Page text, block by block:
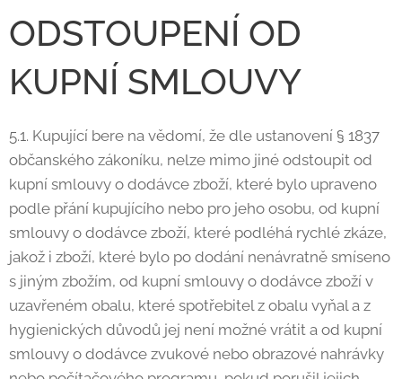
ODSTOUPENÍ OD
KUPNÍ SMLOUVY
5.1. Kupující bere na vědomí, že dle ustanovení § 1837
občanského zákoníku, nelze mimo jiné odstoupit od
kupní smlouvy o dodávce zboží, které bylo upraveno
podle přání kupujícího nebo pro jeho osobu, od kupní
smlouvy o dodávce zboží, které podléhá rychlé zkáze,
jakož i zboží, které bylo po dodání nenávratně smíseno
s jiným zbožím, od kupní smlouvy o dodávce zboží v
uzavřeném obalu, které spotřebitel z obalu vyňal a z
hygienických důvodů jej není možné vrátit a od kupní
smlouvy o dodávce zvukové nebo obrazové nahrávky